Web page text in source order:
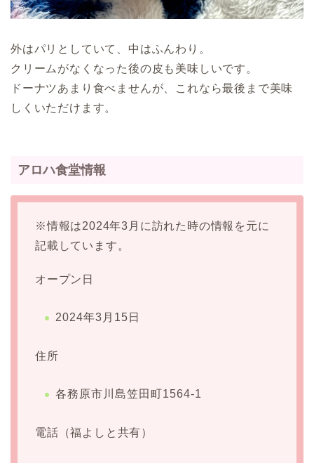
外はパリとしていて、中はふんわり。
クリームがなくなった後の皮も美味しいです。
ドーナツあまり食べませんが、これなら最後まで美味
しくいただけます。
アロハ食堂情報
※情報は2024年3月に訪れた時の情報を元に
記載しています。
オープン日
2024年3月15日
住所
各務原市川島笠田町1564-1
電話（福よしと共有）